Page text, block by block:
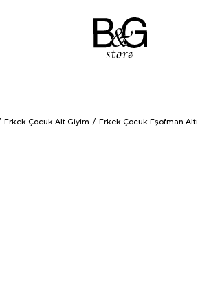
Erkek Çocuk Alt Giyim Erkek Çocuk Eşofman Altı